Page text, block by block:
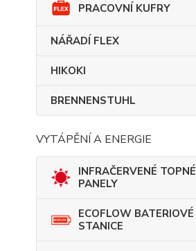
PRACOVNÍ KUFRY
NÁŘADÍ FLEX
HIKOKI
BRENNENSTUHL
VYTÁPĚNÍ A ENERGIE
INFRAČERVENÉ TOPNÉ
PANELY
ECOFLOW BATERIOVÉ
STANICE